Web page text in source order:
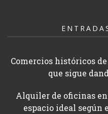
Comercios históricos
que sigue
Alquiler de oficinas
espacio ideal según